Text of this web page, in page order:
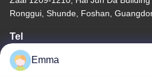
Ronggui, Shunde, Foshan,
Tel
86-15816904632
Emma